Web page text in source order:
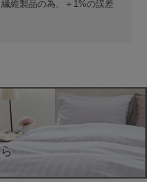
維製品の為、＋1%の誤差